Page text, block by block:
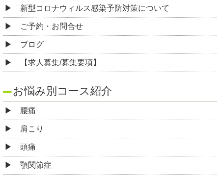
新型コロナウィルス感染予防対策について
ご予約・お問合せ
ブログ
【求人募集/募集要項】
お悩み別コース紹介
腰痛
肩こり
頭痛
顎関節症